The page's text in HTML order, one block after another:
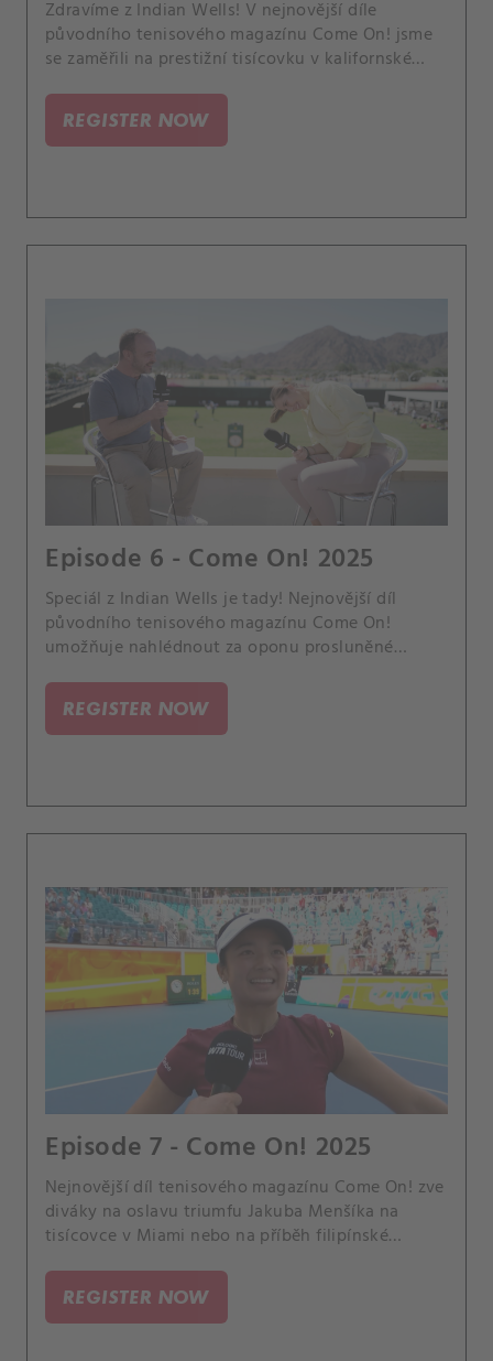
Zdravíme z Indian Wells! V nejnovější díle
původního tenisového magazínu Come On! jsme
se zaměřili na prestižní tisícovku v kalifornské
CANAL+ Sport. Dále přiblížíme novou vizuální
identitu WTA a podíváme se na nejlepší údery
REGISTER NOW
Episode 6 - Come On! 2025
Speciál z Indian Wells je tady! Nejnovější díl
původního tenisového magazínu Come On!
umožňuje nahlédnout za oponu prosluněné
hokejové reprezentanty.
REGISTER NOW
Episode 7 - Come On! 2025
Nejnovější díl tenisového magazínu Come On! zve
diváky na oslavu triumfu Jakuba Menšíka na
tisícovce v Miami nebo na příběh filipínské
REGISTER NOW